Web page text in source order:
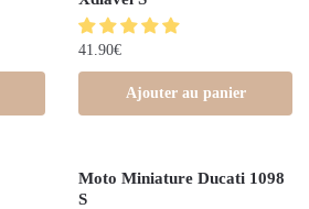
41.90€
Ajouter au panier
Moto Miniature Ducati 1098
S